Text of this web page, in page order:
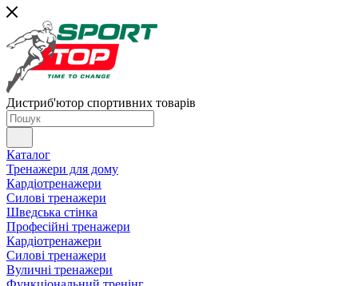
Дистриб'ютор спортивних товарів
Каталог
Тренажери для дому
Кардіотренажери
Силові тренажери
Шведська стінка
Професійні тренажери
Кардіотренажери
Силові тренажери
Вуличні тренажери